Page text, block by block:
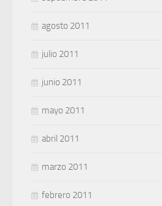
agosto 2011
julio 2011
junio 2011
mayo 2011
abril 2011
marzo 2011
febrero 2011